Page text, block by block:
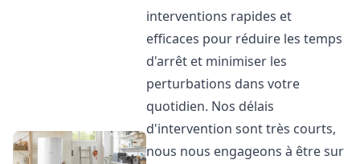
interventions rapides et
efficaces pour réduire les temps
d'arrêt et minimiser les
perturbations dans votre
quotidien. Nos délais
d'intervention sont très courts,
nous nous engageons à être sur